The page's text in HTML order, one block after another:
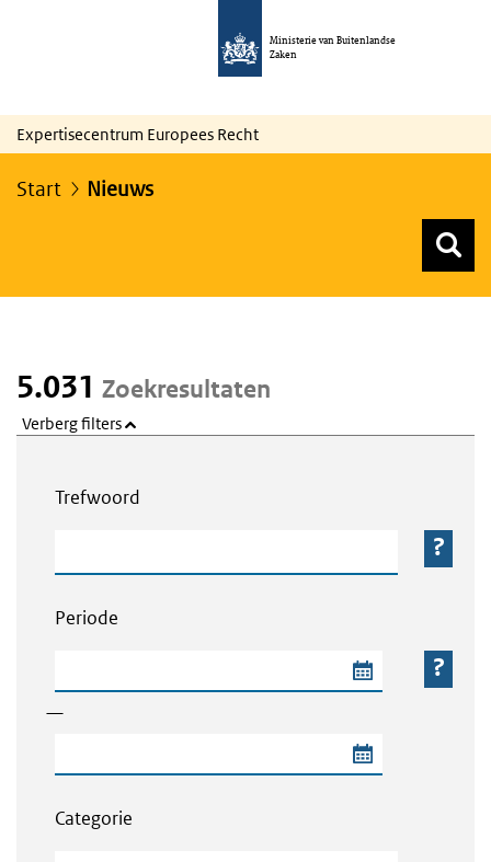
Ministerie van Buitenlandse
Zaken
Expertisecentrum Europees Recht
Start Nieuws
5.031 Zoekresultaten
Verberg filters
Trefwoord
Periode
—
Categorie